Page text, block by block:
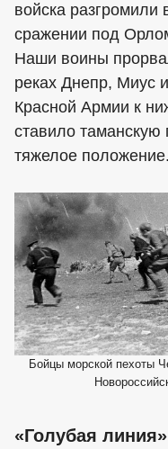
войска
сражении под
Наши воины
реках Днепр, Миус
Красной Армии к
ставило таманскую
тяжелое положение.
Бойцы морской пехоты
«Голубая линия»